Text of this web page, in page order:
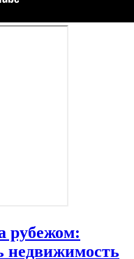
рубежом:
недвижимость